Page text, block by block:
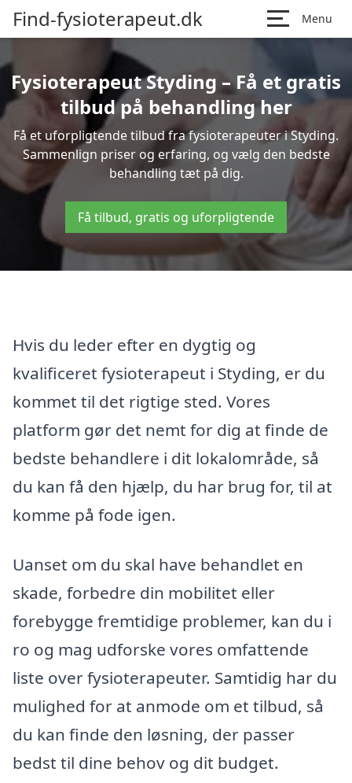
Find-fysioterapeut.dk Menu
Fysioterapeut Styding – Få et gratis
tilbud på behandling her
Få et uforpligtende tilbud fra fysioterapeuter i Styding.
Sammenlign priser og erfaring, og vælg den bedste
behandling tæt på dig.
Få tilbud, gratis og uforpligtende
Hvis du leder efter en dygtig og
kvalificeret fysioterapeut i Styding, er du
kommet til det rigtige sted. Vores
platform gør det nemt for dig at finde de
bedste behandlere i dit lokalområde, så
du kan få den hjælp, du har brug for, til at
komme på fode igen.
Uanset om du skal have behandlet en
skade, forbedre din mobilitet eller
forebygge fremtidige problemer, kan du i
ro og mag udforske vores omfattende
liste over fysioterapeuter. Samtidig har du
mulighed for at anmode om et tilbud, så
du kan finde den løsning, der passer
bedst til dine behov og dit budget.